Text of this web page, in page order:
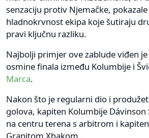
senzaciju protiv Njemačke, pokazale
hladnokrvnost ekipa koje šutiraju
pravi ključnu razliku.
Najbolji primjer ove zablude viđen
osmine finala između Kolumbije i
Marca.
Nakon što je regularni dio i
golova, kapiten Kolumbije Dávinson
na centru terena s arbitrom i
Granitom Xhakom.